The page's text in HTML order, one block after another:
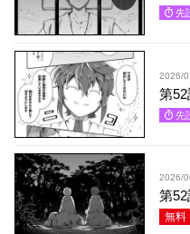
先
2026/
第
先
2026/
第
無料